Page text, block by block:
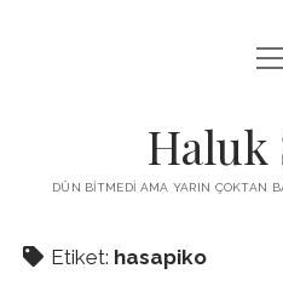
KUTUP
MENDIREK
aç
Haluk
DÜN BITMEDI AMA YARIN ÇOKTAN
Etiket: hasapiko